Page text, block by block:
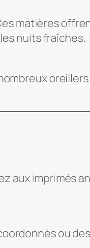
matières
nuits fraîches.
aux imprimés
ou